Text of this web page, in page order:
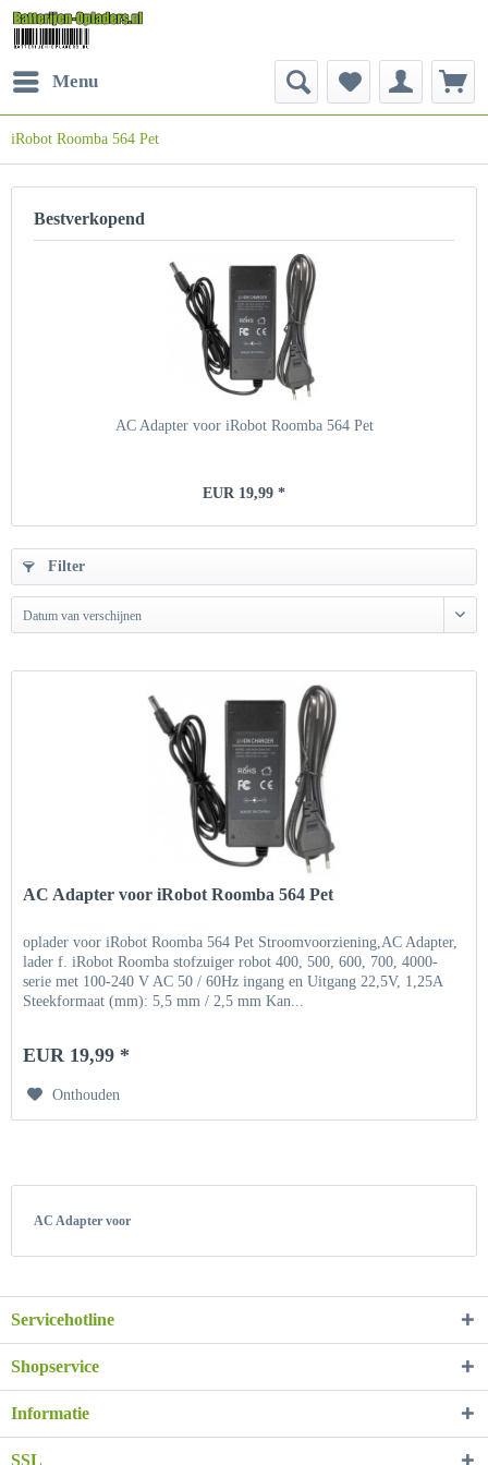
Menu
iRobot Roomba 564 Pet
Bestverkopend
AC Adapter voor iRobot Roomba 564 Pet
EUR 19,99 *
Filter
Datum van verschijnen
AC Adapter voor iRobot Roomba 564 Pet
oplader voor iRobot Roomba 564 Pet Stroomvoorziening,AC Adapter,
lader f. iRobot Roomba stofzuiger robot 400, 500, 600, 700, 4000-
serie met 100-240 V AC 50 / 60Hz ingang en Uitgang 22,5V, 1,25A
Steekformaat (mm): 5,5 mm / 2,5 mm Kan...
EUR 19,99 *
Onthouden
AC Adapter voor
Servicehotline
Shopservice
Informatie
SSL